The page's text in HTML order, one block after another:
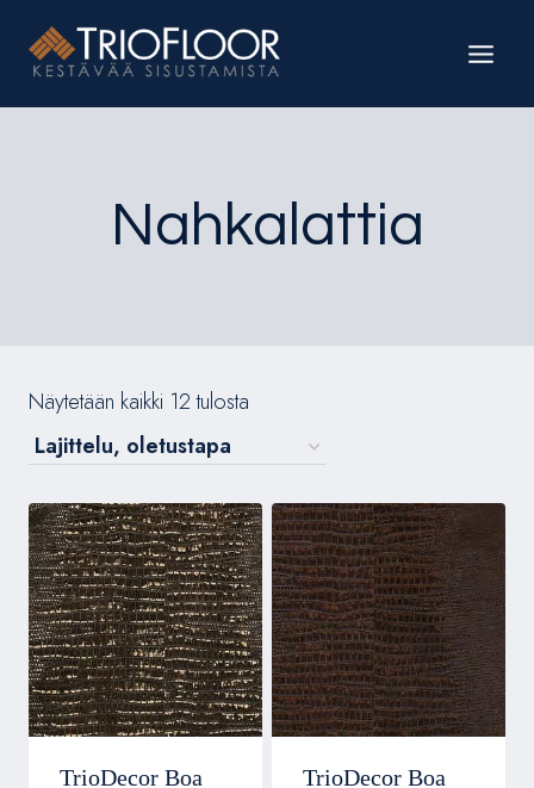
sisältöön
Nahkalattia
Näytetään kaikki 12 tulosta
TrioDecor Boa
TrioDecor Boa